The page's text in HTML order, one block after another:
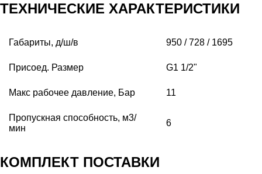
ТЕХНИЧЕСКИЕ ХАРАКТЕРИСТИКИ
Габариты, д/ш/в 950 / 728 / 1695
Присоед. Размер G1 1/2"
Макс рабочее давление, Бар 11
Пропускная способность, м3/
мин
6
КОМПЛЕКТ ПОСТАВКИ